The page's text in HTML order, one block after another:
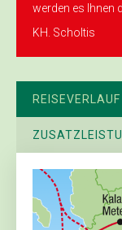
werden es Ihnen
KH. Scholtis
REISEVERLAUF